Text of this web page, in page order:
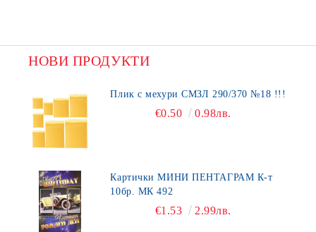
НОВИ ПРОДУКТИ
Плик с мехури СМЗЛ 290/370 №18 !!!
€0.50 0.98лв.
Картички МИНИ ПЕНТАГРАМ К-т
10бр. МК 492
€1.53 2.99лв.